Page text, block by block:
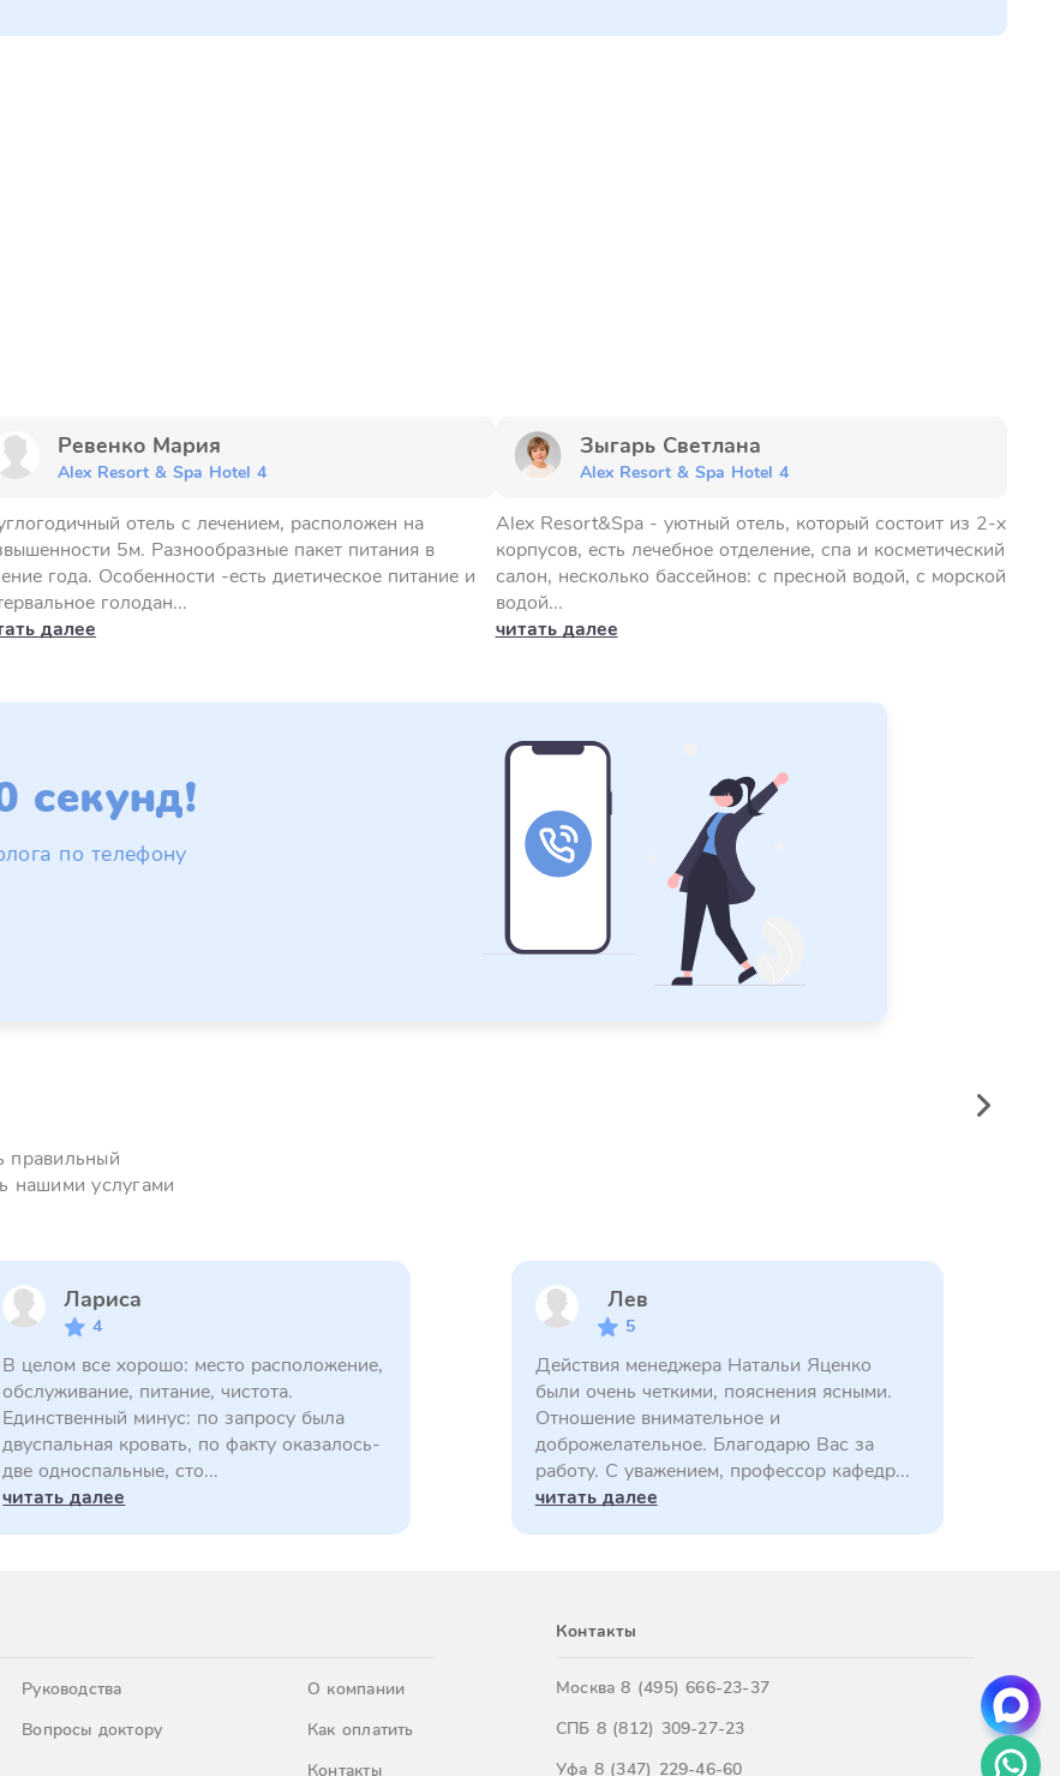
Ревенко Мария
Alex Resort & Spa Hotel 4
отель с лечением, расположен на
5м. Разнообразные пакет питания в
года. Особенности -есть диетическое питание и
голодан...
далее
Зыгарь Светлана
Alex Resort & Spa Hotel 4
Alex Resort&Spa - уютный отель, который состоит из 2-х
корпусов, есть лечебное отделение, спа и косметический
салон, несколько бассейнов: с пресной водой, с морской
водой...
читать далее
секунд!
по телефону
правильный
нашими услугами
Лариса
4
В целом все хорошо: место расположение,
обслуживание, питание, чистота.
Единственный минус: по запросу была
двуспальная кровать, по факту оказалось-
две односпальные, сто...
читать далее
Лев
5
Действия менеджера Натальи Яценко
были очень четкими, пояснения ясными.
Отношение внимательное и
доброжелательное. Благодарю Вас за
работу. С уважением, профессор кафедр...
читать далее
Руководства
Вопросы доктору
О компании
Как оплатить
Контакты
Контакты
Москва8 (495) 666-23-37
СПБ 8 (812) 309-27-23
Уфа 8 (347) 229-46-60